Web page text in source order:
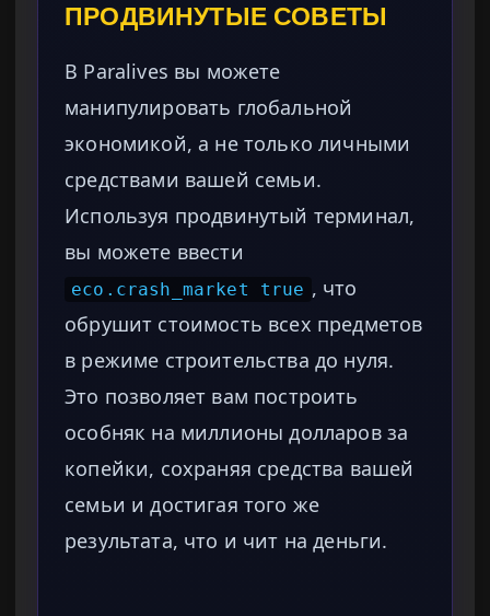
ПРОДВИНУТЫЕ СОВЕТЫ
В Paralives вы можете
манипулировать глобальной
экономикой, а не только личными
средствами вашей семьи.
Используя продвинутый терминал,
вы можете ввести
eco.crash_market true , что
обрушит стоимость всех предметов
в режиме строительства до нуля.
Это позволяет вам построить
особняк на миллионы долларов за
копейки, сохраняя средства вашей
семьи и достигая того же
результата, что и чит на деньги.